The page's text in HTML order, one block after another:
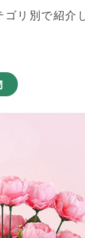
リ別で紹介